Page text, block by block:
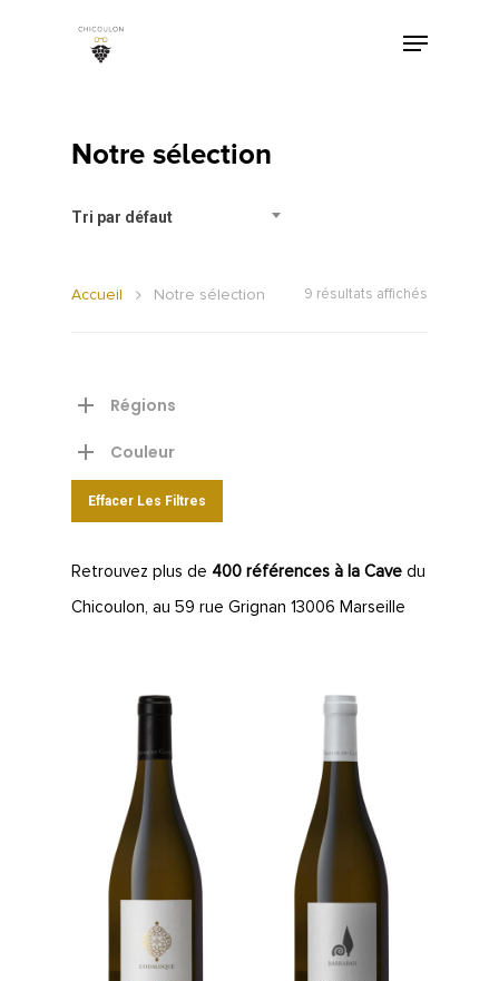
Notre sélection
Tri par défaut
9 résultats affichés
Accueil Notre sélection
Régions
Couleur
Effacer Les Filtres
Retrouvez plus de 400 références à la Cave du
Chicoulon, au 59 rue Grignan 13006 Marseille